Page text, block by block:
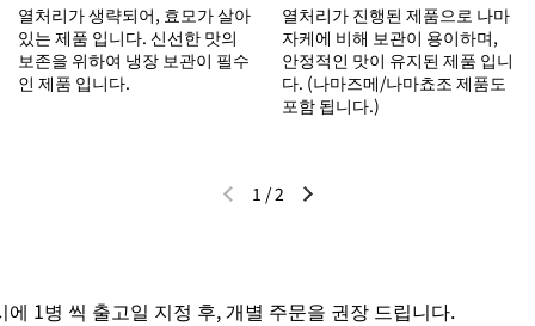
열처리가 생략되어, 효모가 살아
있는 제품 입니다. 신선한 맛의
보존을 위하여 냉장 보관이 필수
인 제품 입니다.
열처리가 진행된 제품으로 나마
자케에 비해 보관이 용이하며,
안정적인 맛이 유지된 제품 입니
다. (나마즈메/나마쵸조 제품도
포함 됩니다.)
이전 슬라이드다음 슬라이드
1 /2
병 씩 출고일 지정 후, 개별 주문을 권장 드립니다.